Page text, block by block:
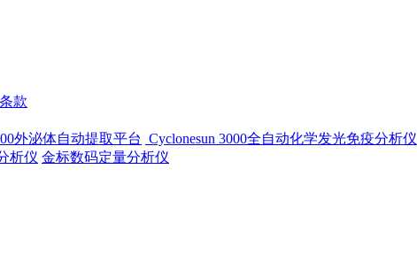
款
外泌体自动提取平台 Cyclonesun 3000全自动化学发光免疫分析仪
析仪 金标数码定量分析仪